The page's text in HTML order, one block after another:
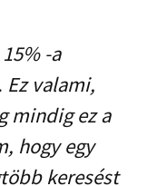
-a
valami,
mindig ez a
hogy egy
keresést